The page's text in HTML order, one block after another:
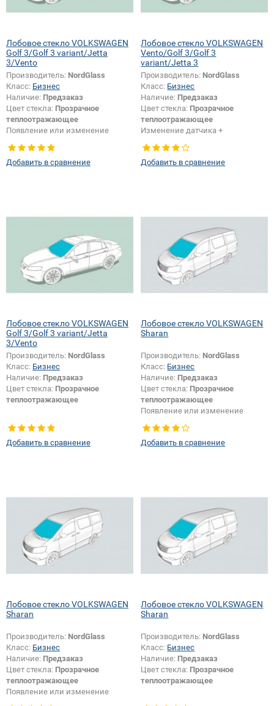
Лобовое стекло VOLKSWAGEN
Golf 3/Golf 3 variant/Jetta
3/Vento
Производитель: NordGlass
Класс: Бизнес
Наличие: Предзаказ
Цвет стекла: Прозрачное
теплоотражающее
Появление или изменение
Добавить в сравнение
Лобовое стекло VOLKSWAGEN
Vento/Golf 3/Golf 3
variant/Jetta 3
Производитель: NordGlass
Класс: Бизнес
Наличие: Предзаказ
Цвет стекла: Прозрачное
теплоотражающее
Изменение датчика +
Добавить в сравнение
Лобовое стекло VOLKSWAGEN
Golf 3/Golf 3 variant/Jetta
3/Vento
Производитель: NordGlass
Класс: Бизнес
Наличие: Предзаказ
Цвет стекла: Прозрачное
теплоотражающее
Добавить в сравнение
Лобовое стекло VOLKSWAGEN
Sharan
Производитель: NordGlass
Класс: Бизнес
Наличие: Предзаказ
Цвет стекла: Прозрачное
теплоотражающее
Появление или изменение
шелкографии:
Добавить в сравнение
Лобовое стекло VOLKSWAGEN
Sharan
Производитель: NordGlass
Класс: Бизнес
Наличие: Предзаказ
Цвет стекла: Прозрачное
теплоотражающее
Появление или изменение
Лобовое стекло VOLKSWAGEN
Sharan
Производитель: NordGlass
Класс: Бизнес
Наличие: Предзаказ
Цвет стекла: Прозрачное
теплоотражающее